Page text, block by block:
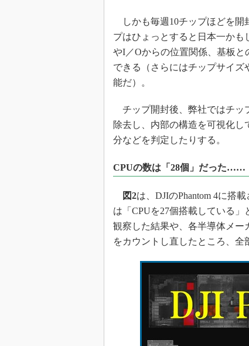
しかも毎週10チップほどを開
プはひょっとすると日本一か
やI／Oからの位置関係、基板
できる（さらにはチップサイ
能だ）。
チップ開封後、弊社ではチッ
除去し、内部の構造を可視化
分などを判定したりする。
CPUの数は「28個」だった……
図2は、DJIのPhantom 4に搭
は「CPUを27個搭載している
観察した結果や、各半導体メー
をカウントし直したところ、全